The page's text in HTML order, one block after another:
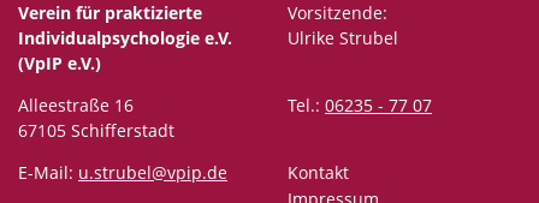
Verein für praktizierte
Individualpsychologie e.V.
(VpIP e.V.)
Vorsitzende:
Ulrike Strubel
Alleestraße 16
67105 Schifferstadt
Tel.: 06235 - 77 07
E-Mail: u.strubel@vpip.de
Kontakt